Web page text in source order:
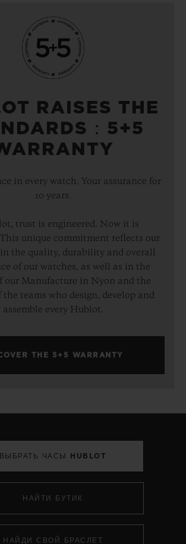
RAISES THE
：5+5
in every watch. Your assurance for
10 years.
trust is engineered. Now it is
unique commitment reflects our
the quality, durability and overall
of our watches, as well as in the
our Manufacture in Nyon and the
the teams who design, develop and
assemble every Hublot.
THE 5+5 WARRANTY
ВЫБРАТЬ ЧАСЫ HUBLOT
НАЙТИ БУТИК
НАЙДИ СВОЙ БРАСЛЕТ